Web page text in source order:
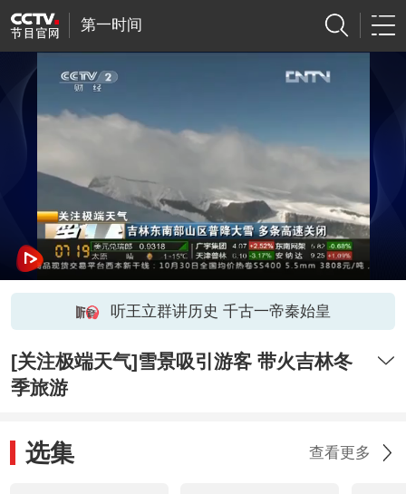
第一时间
听王立群讲历史 千古一帝秦始皇
[关注极端天气]雪景吸引游客 带火吉林冬
季旅游
选集 查看更多